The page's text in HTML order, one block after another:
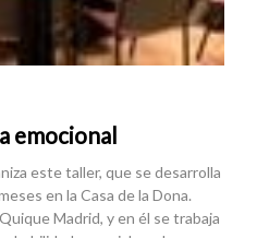
emocional
este taller, que se desarrolla
en la Casa de la Dona.
Madrid, y en él se trabaja